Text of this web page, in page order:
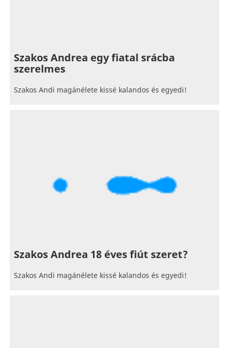
Szakos Andrea egy fiatal srácba
szerelmes
Szakos Andi magánélete kissé kalandos és egyedi!
Szakos Andrea 18 éves fiút szeret?
Szakos Andi magánélete kissé kalandos és egyedi!